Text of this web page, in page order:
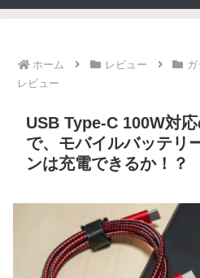
ホーム レビュー
レビュー
USB Type-C 100W対
で、モバイルバッテリ
ンは充電できるか！？